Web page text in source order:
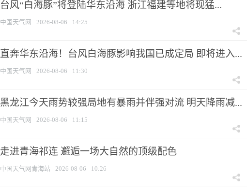
台风“白海豚”将登陆华东沿海 浙江福建等地将现猛...
中国天气网 2026-08-06 14:25
直奔华东沿海！台风白海豚影响我国已成定局 即将进入...
中国天气网 2026-08-06 11:30
黑龙江今天雨势较强局地有暴雨并伴强对流 明天降雨减...
中国天气网 2026-08-06 11:15
走进青海祁连 邂逅一场大自然的顶级配色
中国天气网青海站 2026-08-06 10:26